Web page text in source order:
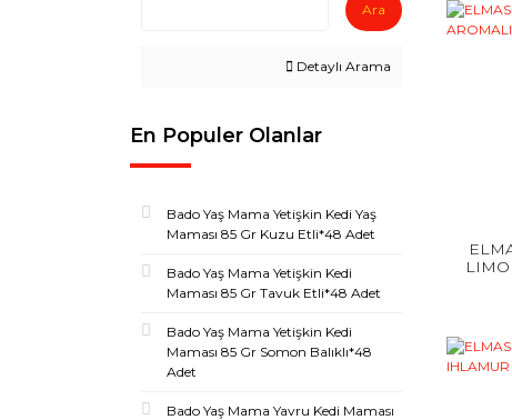
Ara
Detaylı Arama
En Populer Olanlar
Bado Yaş Mama Yetişkin Kedi Yaş
Maması 85 Gr Kuzu Etli*48 Adet
Bado Yaş Mama Yetişkin Kedi
Maması 85 Gr Tavuk Etli*48 Adet
Bado Yaş Mama Yetişkin Kedi
Maması 85 Gr Somon Balıklı*48
Adet
Bado Yaş Mama Yavru Kedi Maması